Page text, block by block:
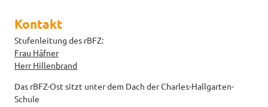
Kontakt
Stufenleitung des rBFZ:
Frau Häfner
Herr Hillenbrand
Das rBFZ-Ost sitzt unter dem Dach der Charles-Hallgarten-
Schule